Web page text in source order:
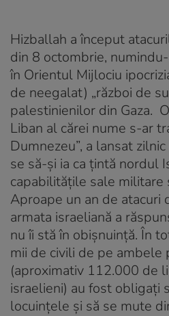
Hizballah a început
din 8 octombrie,
în Orientul Mijlociu
de neegalat) „război de
palestinienilor din Gaza.
Liban al cărei nume s-ar
Dumnezeu”, a lansat
se să-şi ia ca ţintă nordul
capabilităţile sale militare
Aproape un an de atacuri
armata israeliană a
nu îi stă în obişnuinţă. În
mii de civili de pe ambele
(aproximativ 112.000 de
israelieni) au fost obligaţi
locuinţele şi să se mute